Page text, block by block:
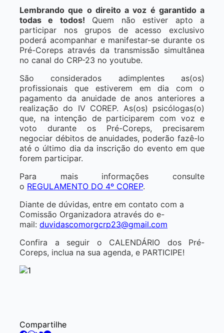
Lembrando que o direito a voz é garantido a
todas e todos! Quem não estiver apto a
participar nos grupos de acesso exclusivo
poderá acompanhar e manifestar-se durante os
Pré-Coreps através da transmissão simultânea
no canal do CRP-23 no youtube.
São considerados adimplentes as(os)
profissionais que estiverem em dia com o
pagamento da anuidade de anos anteriores a
realização do IV COREP. As(os) psicólogas(o)
que, na intenção de participarem com voz e
voto durante os Pré-Coreps, precisarem
negociar débitos de anuidades, poderão fazê-lo
até o último dia da inscrição do evento em que
forem participar.
Para mais informações consulte
o REGULAMENTO DO 4º COREP.
Diante de dúvidas, entre em contato com a
Comissão Organizadora através do e-
mail: duvidascomorgcrp23@gmail.com
Confira a seguir o CALENDÁRIO dos Pré-
Coreps, inclua na sua agenda, e PARTICIPE!
Compartilhe